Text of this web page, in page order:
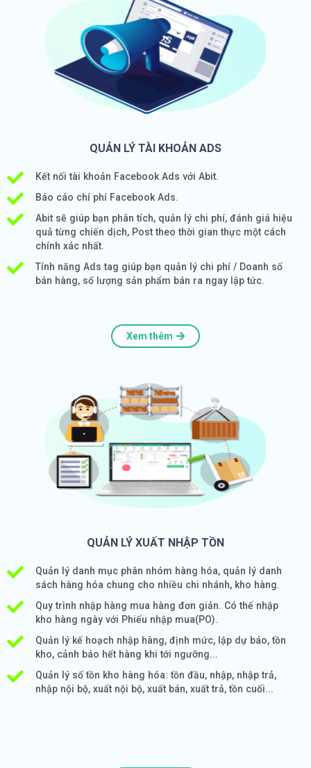
QUẢN LÝ TÀI KHOẢN ADS
Kết nối tài khoản Facebook Ads với Abit.
Báo cáo chí phí Facebook Ads.
Abit sẽ giúp bạn phân tích, quản lý chi phí, đánh giá hiệu
quả từng chiến dịch, Post theo thời gian thực một cách
chính xác nhất.
Tính năng Ads tag giúp bạn quản lý chi phí / Doanh số
bán hàng, số lượng sản phẩm bán ra ngay lập tức.
Xem thêm
QUẢN LÝ XUẤT NHẬP TỒN
Quản lý danh mục phân nhóm hàng hóa, quản lý danh
sách hàng hóa chung cho nhiều chi nhánh, kho hàng.
Quy trình nhập hàng mua hàng đơn giản. Có thế nhập
kho hàng ngày với Phiếu nhập mua(PO).
Quản lý kế hoạch nhập hàng, định mức, lập dự báo, tồn
kho, cảnh báo hết hàng khi tới ngưỡng...
Quản lý số tồn kho hàng hóa: tồn đầu, nhập, nhập trả,
nhập nội bộ, xuất nội bộ, xuất bán, xuất trả, tồn cuối...